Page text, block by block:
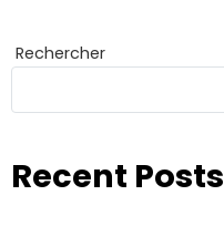
Rechercher
Recent Posts